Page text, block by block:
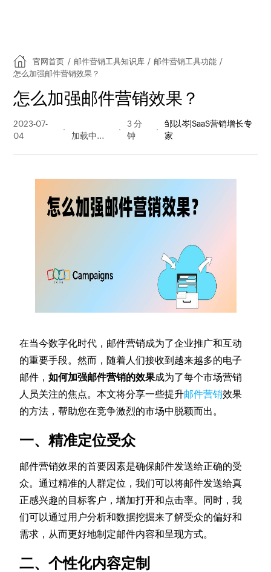
官网首页 / 邮件营销工具知识库 / 邮件营销工具功能 /
怎么加强邮件营销效果？
怎么加强邮件营销效果？
2023-07-
04
量
3 分
钟
邹以岑|SaaS营销增长专
家
在当今数字化时代，邮件营销成为了企业推广和互动
的重要手段。然而，随着人们接收到越来越多的电子
邮件，如何加强邮件营销的效果成为了每个市场营销
人员关注的焦点。本文将分享一些提升邮件营销效果
的方法，帮助您在竞争激烈的市场中脱颖而出。
一、精准定位受众
邮件营销效果的首要因素是确保邮件发送给正确的受
众。通过精准的人群定位，我们可以将邮件发送给真
正感兴趣的目标客户，增加打开和点击率。同时，我
们可以通过用户分析和数据挖掘来了解受众的偏好和
需求，从而更好地制定邮件内容和呈现方式。
二、个性化内容定制